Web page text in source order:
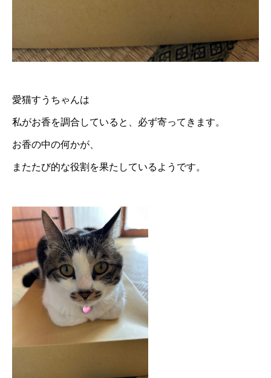
愛猫すうちゃんは
私がお香を調合していると、必ず寄ってきます。
お香の中の何かが、
またたび的な役割を果たしているようです。